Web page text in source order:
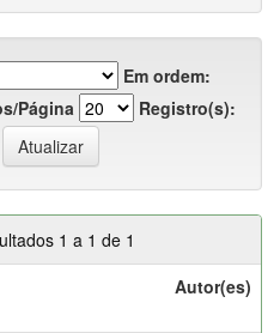
Em ordem:
Página
Registro(s):
1 a 1 de 1
Autor(es)